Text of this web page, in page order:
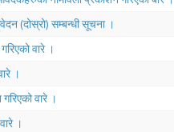
(दोस्रो) सम्बन्धी सूचना ।
वारे ।
।
वारे ।
।